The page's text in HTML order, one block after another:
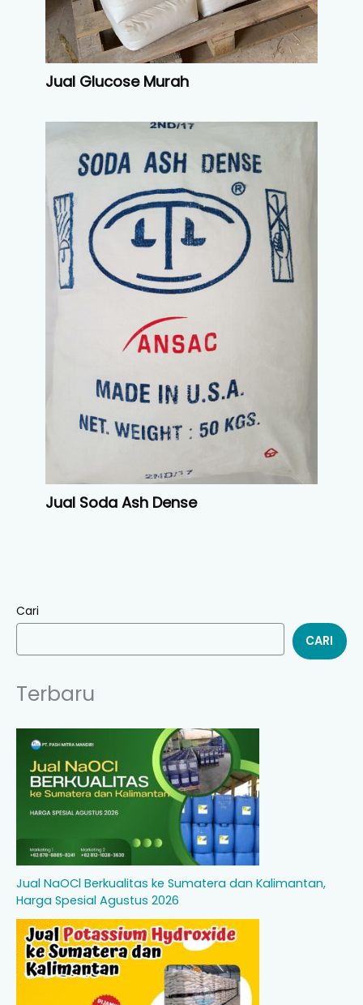
Jual Glucose Murah
Jual Soda Ash Dense
Cari
CARI
Terbaru
Jual NaOCl Berkualitas ke Sumatera dan Kalimantan,
Harga Spesial Agustus 2026